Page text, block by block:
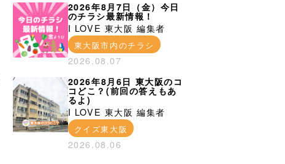
2026年8月7日（金）今日
のチラシ最新情報！
I LOVE 東大阪 編集者
東大阪市内のチラシ
2026.08.07
2026年8月6日 東大阪のコ
コどこ？(前回の答えもあ
るよ)
I LOVE 東大阪 編集者
クイズ東大阪
2026.08.06